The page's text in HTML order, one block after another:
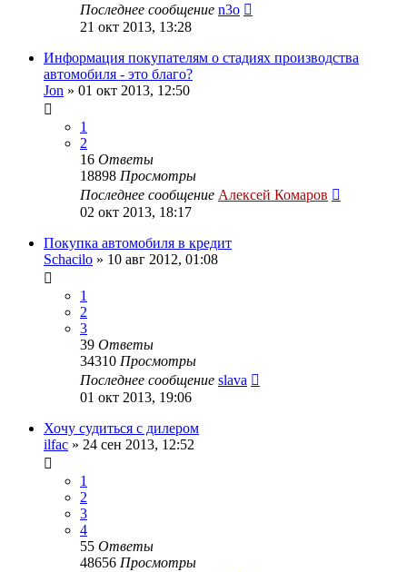
Последнее сообщение n3o
21 окт 2013, 13:28
Информация покупателям о стадиях производства
автомобиля - это благо?
Jon » 01 окт 2013, 12:50
1
2
16 Ответы
18898 Просмотры
Последнее сообщение Алексей Комаров
02 окт 2013, 18:17
Покупка автомобиля в кредит
Schacilo » 10 авг 2012, 01:08
1
2
3
39 Ответы
34310 Просмотры
Последнее сообщение slava
01 окт 2013, 19:06
Хочу судиться с дилером
ilfac » 24 сен 2013, 12:52
1
2
3
4
55 Ответы
48656 Просмотры